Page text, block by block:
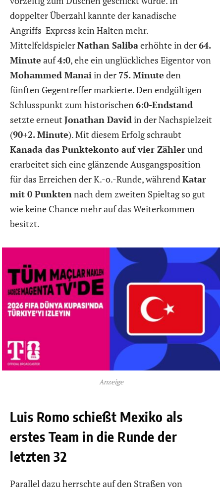
doppelter Überzahl kannte der kanadische
Angriffs-Express kein Halten mehr.
MittelfeldspielerNathan Salibaerhöhte in der64.
Minute auf4:0, ehe ein unglückliches Eigentor von
Mohammed Manaiin der 75. Minute den
fünften Gegentreffer markierte. Den endgültigen
Schlusspunkt zum historischen6:0-Endstand
setzte erneut Jonathan Davidin der Nachspielzeit
(90+2. Minute). Mit diesem Erfolg schraubt
Kanada das Punktekonto auf vier Zählerund
erarbeitet sich eine glänzende Ausgangsposition
für das Erreichen der K.-o.-Runde, währendKatar
mit 0 Punktennach dem zweiten Spieltag so gut
wie keine Chance mehr auf das Weiterkommen
besitzt.
Anzeige
Luis Romo schießt Mexiko als
erstes Team in die Runde der
letzten 32
Parallel dazu herrschte auf den Straßen von